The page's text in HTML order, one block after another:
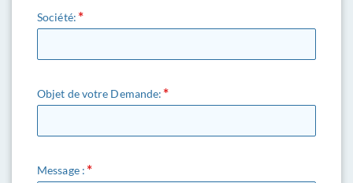
Société:
Objet de votre Demande:
Message :